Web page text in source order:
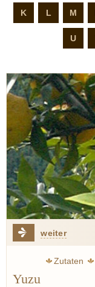
K L M
U
weiter
Zutaten
Yuzu